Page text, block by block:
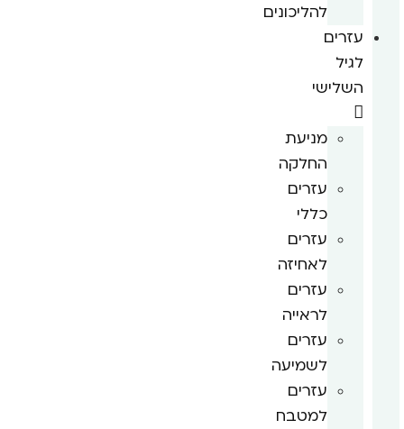
להליכונים
עזרים
לגיל
השלישי
מניעת
החלקה
עזרים
כללי
עזרים
לאחיזה
עזרים
לראייה
עזרים
לשמיעה
עזרים
למטבח